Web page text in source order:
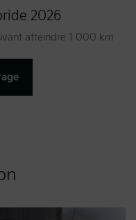
2026
atteindre 1 000 km